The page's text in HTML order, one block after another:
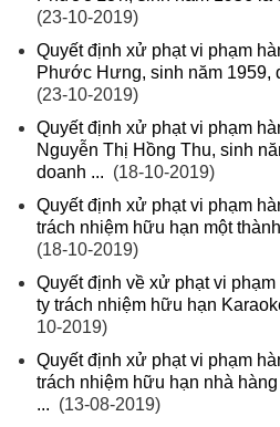
(23-10-2019)
Quyết định xử phạt vi phạm
Phước Hưng, sinh năm 1959,
(23-10-2019)
Quyết định xử phạt vi phạm
Nguyễn Thị Hồng Thu, sinh
doanh ... (18-10-2019)
Quyết định xử phạt vi phạm
trách nhiệm hữu hạn một
(18-10-2019)
Quyết định về xử phạt vi
ty trách nhiệm hữu hạn
10-2019)
Quyết định xử phạt vi phạm
trách nhiệm hữu hạn nhà
... (13-08-2019)